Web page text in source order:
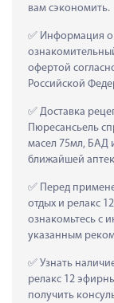
вам сэкономить.
Информация о
офертой
Российской
Доставка
Пюресансьель
масел 75мл, БАД
ближайшей
Перед
отдых и релакс
ознакомьтесь с
указанным
Узнать
релакс 12
получить